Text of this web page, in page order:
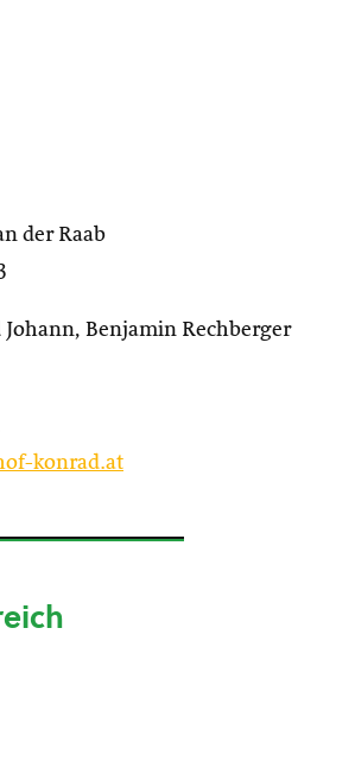
der Raab
Benjamin Rechberger
konrad.at